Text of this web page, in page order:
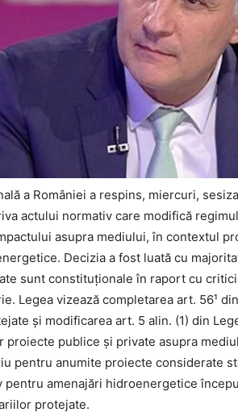
a României a respins, miercuri,
actului normativ care modifică
asupra mediului, în contextul
Decizia a fost luată cu
sunt constituționale în raport cu
Legea vizează completarea art. 56¹
și modificarea art. 5 alin. (1) din
proiecte publice și private asupra
pentru anumite proiecte considerate
pentru amenajări hidroenergetice
protejate.